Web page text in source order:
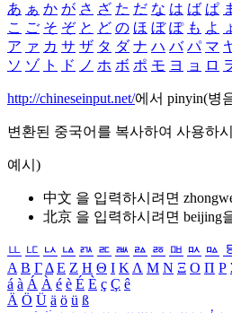
あ ぁ か が さ ざ た だ な は ば ぱ
こ ご そ ぞ と ど の ほ ぼ ぽ も よ
ア ァ カ サ ザ タ ダ ナ ハ バ パ マ
ソ ゾ ト ド ノ ホ ボ ポ モ ヨ ョ ロ
http://chineseinput.net/에서 pinyin(병
변환된 중국어를 복사하여 사용하
예시)
中文 을 입력하시려면
北京 을 입력하시려면 beijing
ㅥ ㅦ ㅧ ㅨ ㅩ ㅪ ㅫ ㅬ ㅭ ㅮ ㅯ ㅰ
Α Β ΓΔ Ε Ζ Η Θ Ι ΚΛ Μ Ν Ξ Ο Π Ρ
á à Á À é è É È ç Ç ê
Ä Ö Ü ä ö ü ß